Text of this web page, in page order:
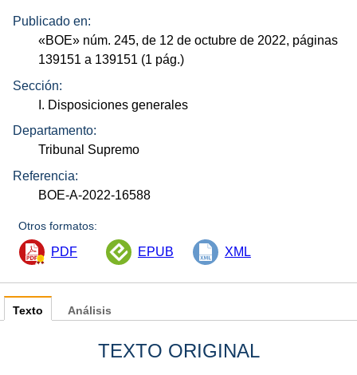
Publicado en:
«BOE» núm. 245, de 12 de octubre de 2022, páginas
139151 a 139151 (1 pág.)
Sección:
I. Disposiciones generales
Departamento:
Tribunal Supremo
Referencia:
BOE-A-2022-16588
Otros formatos:
PDF EPUB XML
Texto
TEXTO ORIGINAL
Análisis